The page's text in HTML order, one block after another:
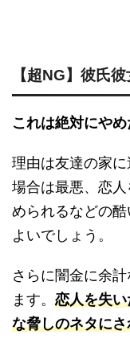
【超NG】彼氏
これは絶対にや
理由は友達の家
場合は最悪、恋
められるなどの
よいでしょう。
さらに闇金に余
ます。 恋人を失
な脅しのネタに